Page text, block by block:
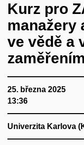
Kurz pro
manažery
ve vědě a
25. března 2025
13:36
Univerzita Karlova